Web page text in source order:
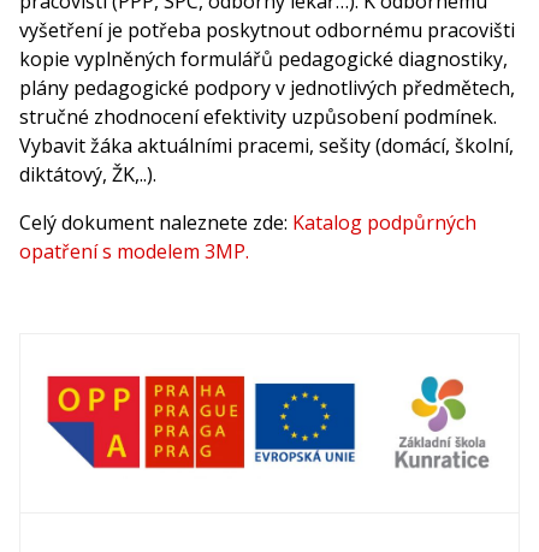
vyšetření je potřeba poskytnout odbornému pracovišti
kopie vyplněných formulářů pedagogické diagnostiky,
plány pedagogické podpory v jednotlivých předmětech,
stručné zhodnocení efektivity uzpůsobení podmínek.
Vybavit žáka aktuálními pracemi, sešity (domácí, školní,
diktátový, ŽK,..).
Celý dokument naleznete zde: Katalog podpůrných
opatření s modelem 3MP.